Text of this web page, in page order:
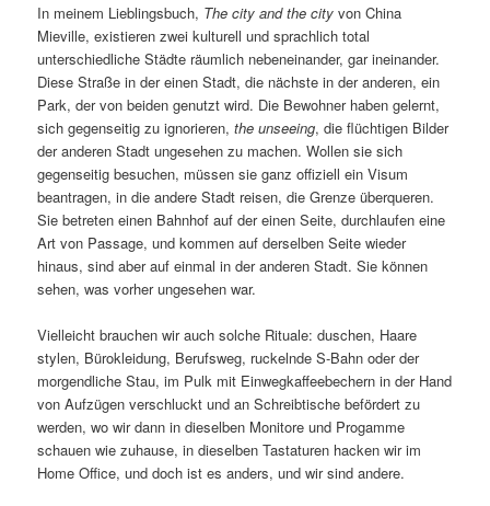
In meinem Lieblingsbuch, The city and the city von China
Mieville, existieren zwei kulturell und sprachlich total
unterschiedliche Städte räumlich nebeneinander, gar ineinander.
Diese Straße in der einen Stadt, die nächste in der anderen, ein
Park, der von beiden genutzt wird. Die Bewohner haben gelernt,
sich gegenseitig zu ignorieren,the unseeing, die flüchtigen Bilder
der anderen Stadt ungesehen zu machen. Wollen sie sich
gegenseitig besuchen, müssen sie ganz offiziell ein Visum
beantragen, in die andere Stadt reisen, die Grenze überqueren.
Sie betreten einen Bahnhof auf der einen Seite, durchlaufen eine
Art von Passage, und kommen auf derselben Seite wieder
hinaus, sind aber auf einmal in der anderen Stadt. Sie können
sehen, was vorher ungesehen war.
Vielleicht brauchen wir auch solche Rituale: duschen, Haare
stylen, Bürokleidung, Berufsweg, ruckelnde S-Bahn oder der
morgendliche Stau, im Pulk mit Einwegkaffeebechern in der Hand
von Aufzügen verschluckt und an Schreibtische befördert zu
werden, wo wir dann in dieselben Monitore und Progamme
schauen wie zuhause, in dieselben Tastaturen hacken wir im
Home Office, und doch ist es anders, und wir sind andere.